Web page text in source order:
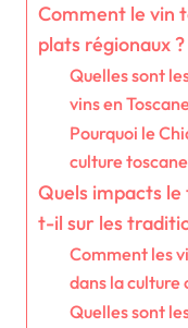
Comment le vin
plats régionaux ?
Quelles sont
vins en
Pourquoi le
culture
Quels impacts
t-il sur les
Comment les
dans la culture
Quelles sont